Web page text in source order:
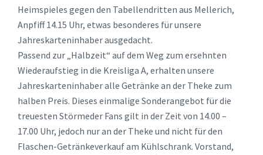
Heimspieles gegen den Tabellendritten aus Mellerich,
Anpfiff 14.15 Uhr, etwas besonderes für unsere
Jahreskarteninhaber ausgedacht.
Passend zur „Halbzeit“ auf dem Weg zum ersehnten
Wiederaufstieg in die Kreisliga A, erhalten unsere
Jahreskarteninhaber alle Getränke an der Theke zum
halben Preis. Dieses einmalige Sonderangebot für die
treuesten Störmeder Fans gilt in der Zeit von 14.00 –
17.00 Uhr, jedoch nur an der Theke und nicht für den
Flaschen-Getränkeverkauf am Kühlschrank. Vorstand,